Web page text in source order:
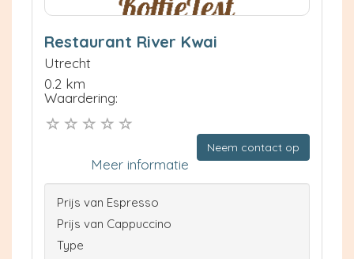
Restaurant River Kwai
Utrecht
0.2 km
Waardering:
Neem contact op
Meer informatie
Prijs van Espresso
Prijs van Cappuccino
Type